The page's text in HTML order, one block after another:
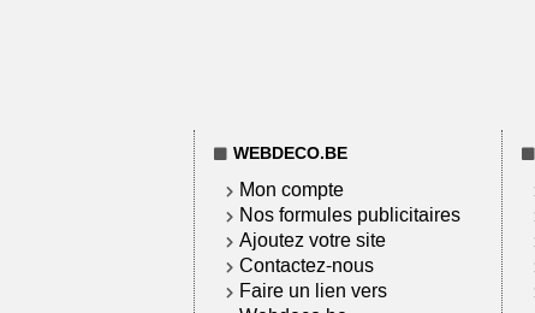
WEBDECO.BE
Mon compte
Nos formules publicitaires
Ajoutez votre site
Contactez-nous
Faire un lien vers